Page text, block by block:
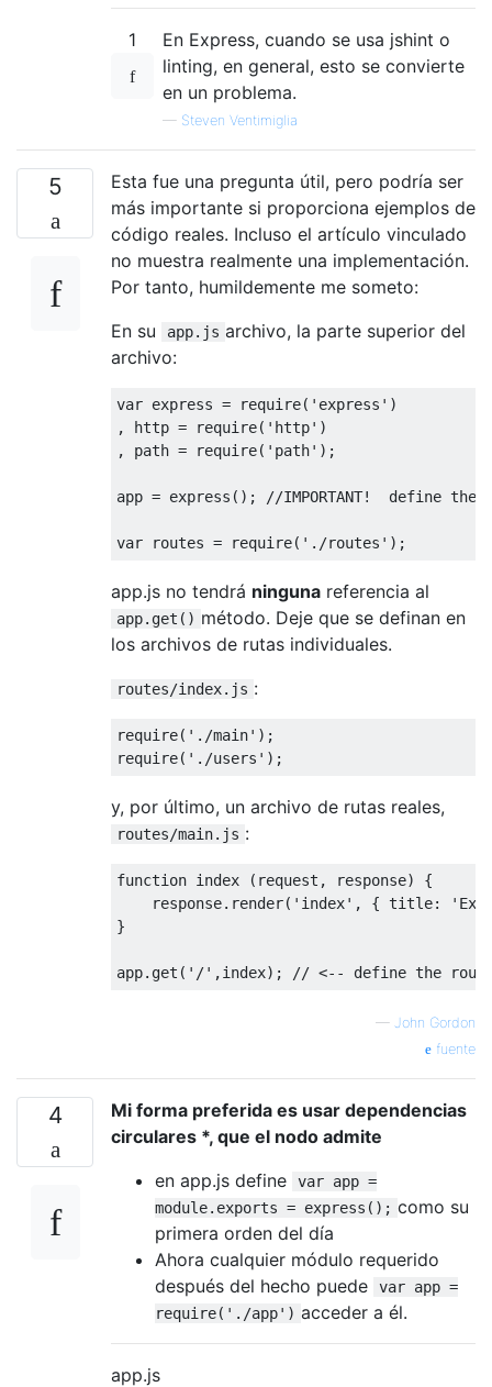
1
En Express, cuando se usa jshint o
linting, en general, esto se convierte
en un problema.
— Steven Ventimiglia
5
Esta fue una pregunta útil, pero podría ser
más importante si proporciona ejemplos de
código reales. Incluso el artículo vinculado
no muestra realmente una implementación.
Por tanto, humildemente me someto:
En su
app.js archivo, la parte superior del
archivo:
var express = require( 'express' )
, http =
require( 'http' )
, path =
require( 'path' );
app = express(); //IMPORTANT!  define
var routes = require( './routes'
app.js no tendrá ninguna referencia al
app.get() método. Deje que se definan en
los archivos de rutas individuales.
routes/index.js :
require( './main'
require( './users'
y, por último, un archivo de rutas reales,
routes/main.js :
function index ( request, response) {
    response.render(
'index' , { title:
}
app.get( '/' ,index); // <-- define the
— John Gordon
fuente
4
Mi forma preferida es usar dependencias
circulares *, que el nodo admite
en app.js define
var app =
module.exports = express(); como su
primera orden del día
Ahora cualquier módulo requerido
después del hecho puede
var app =
require('./app') acceder a él.
app.js